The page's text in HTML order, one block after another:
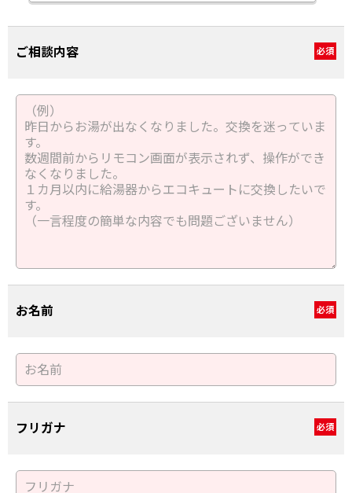
ご相談内容 必須
お名前 必須
フリガナ 必須